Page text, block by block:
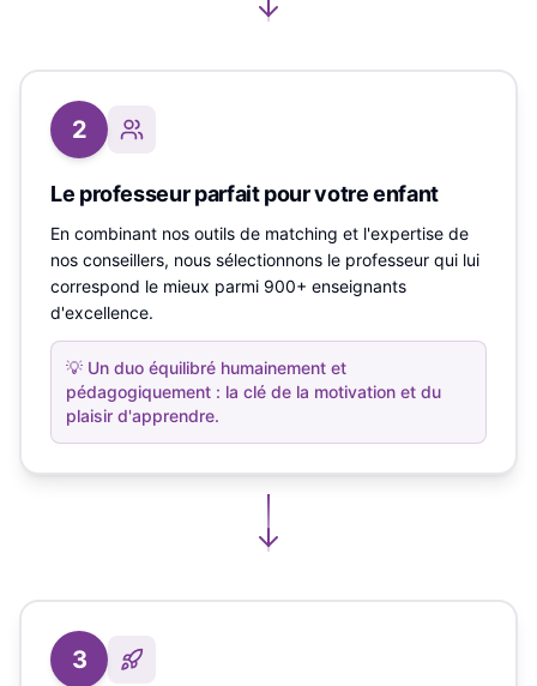
2
Le professeur parfait pour votre enfant
En combinant nos outils de matching et l'expertise de
nos conseillers, nous sélectionnons le professeur qui lui
correspond le mieux parmi 900+ enseignants
d'excellence.
💡 Un duo équilibré humainement et
pédagogiquement : la clé de la motivation et du
plaisir d'apprendre.
3